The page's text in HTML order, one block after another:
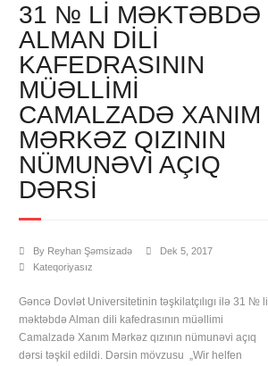
31 № LI MƏKTƏBDƏ
ALMAN DILI
KAFEDRASININ
MÜƏLLIMI
CAMALZADƏ XANIM
MƏRKƏZ QIZININ
NÜMUNƏVI AÇIQ
DƏRSI
By Reyhan Şəmsizadə
Dek 5, 2017
Kateqoriyasız
Gəncə Dovlət Universitetinin təşkilatçılıgı ilə 31 № li
məktəbdə Alman dili kafedrasının müəllimi
Camalzadə Xanım Mərkəz qızının nümunəvi açıq
dərsi təşkil edildi. Dərsin mövzusu „Wir helfen